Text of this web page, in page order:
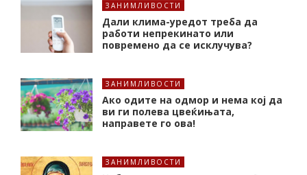
ЗАНИМЛИВОСТИ
Дали клима-уредот треба да
работи непрекинато или
повремено да се исклучува?
ЗАНИМЛИВОСТИ
Ако одите на одмор и нема кој да
ви ги полева цвеќињата,
направете го ова!
ЗАНИМЛИВОСТИ